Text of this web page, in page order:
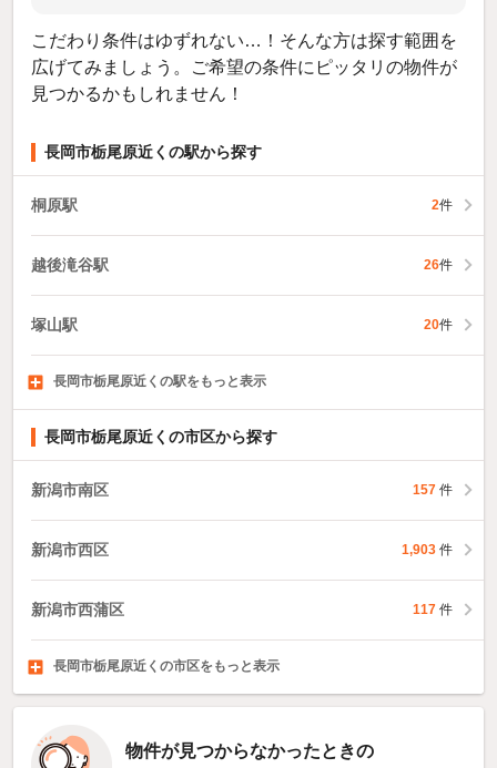
こだわり条件はゆずれない…！そんな方は探す範囲を
広げてみましょう。ご希望の条件にピッタリの物件が
見つかるかもしれません！
長岡市栃尾原近くの駅から探す
桐原駅 2件
越後滝谷駅 26件
塚山駅 20件
妙法寺駅4件
小島谷駅9件
長岡駅1,436件
長岡市栃尾原近くの駅をもっと表示
長岡市栃尾原近くの市区から探す
新潟市南区 157 件
新潟市西区 1,903 件
新潟市西蒲区 117 件
三条市413件
柏崎市176件
新発田市335件
長岡市栃尾原近くの市区をもっと表示
物件が見つからなかったときの